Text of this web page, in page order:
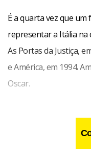
É a quarta vez que
representar a Itália na
As Portas da Justiça,
e América, em 1994.
Oscar.
A Holanda escolheu a
sobre a amizade
heterossexual e um